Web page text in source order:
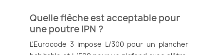
Quelle flèche est acceptable pour
une poutre IPN ?
L'Eurocode 3 impose L/300 pour un plancher